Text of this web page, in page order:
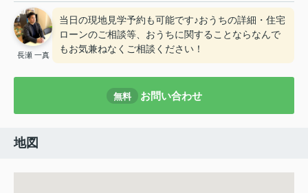
長瀬 一真
当日の現地見学予約も可能です♪おうちの詳細・住宅
ローンのご相談等、おうちに関することならなんで
もお気兼ねなくご相談ください！
無料 お問い合わせ
地図